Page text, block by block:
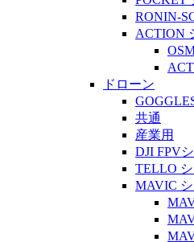
RONIN-
ACTION
ドローン
共通
産業用
DJI FPV
TELLO
MAVIC